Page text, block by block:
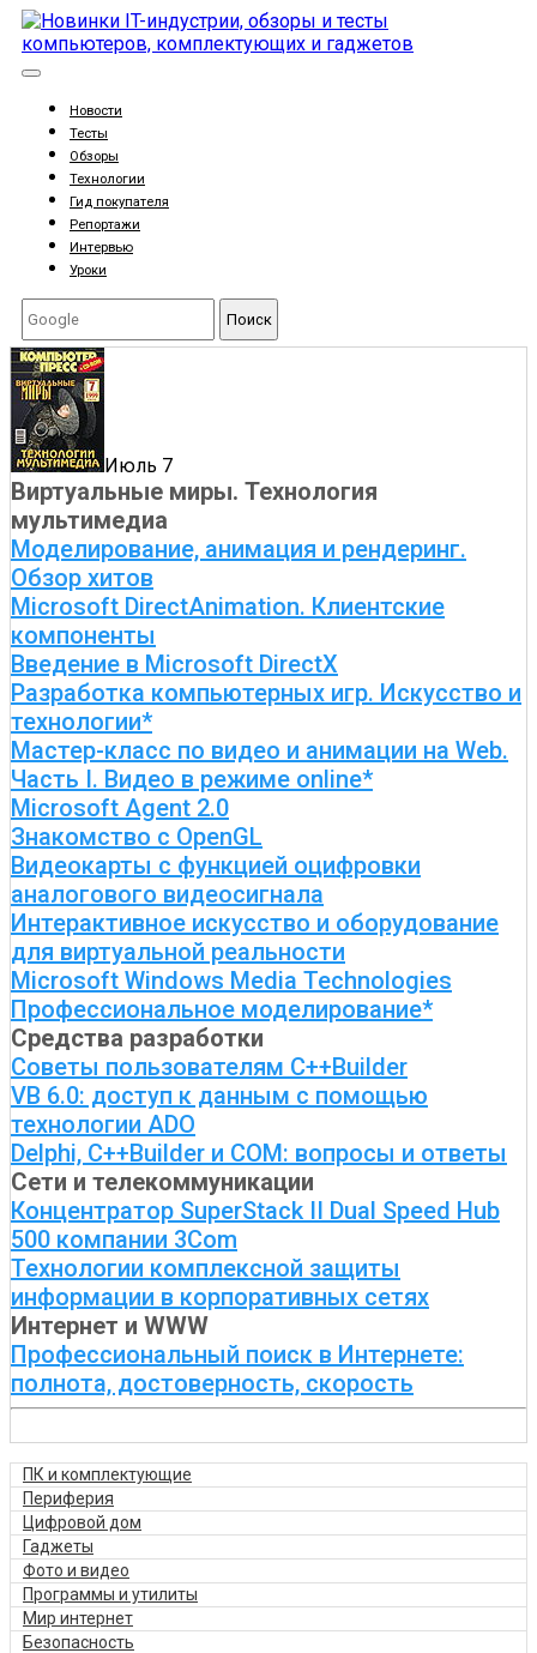
Новости
Тесты
Обзоры
Технологии
Гид покупателя
Репортажи
Интервью
Уроки
Поиск
Июль 7
Виртуальные миры. Технология
мультимедиа
Моделирование, анимация и рендеринг.
Обзор хитов
Microsoft DirectAnimation. Клиентские
компоненты
Введение в Microsoft DirectX
Разработка компьютерных игр. Искусство и
технологии*
Мастер-класс по видео и анимации на Web.
Часть I. Видео в режиме online*
Microsoft Agent 2.0
Знакомство с OpenGL
Видеокарты с функцией оцифровки
аналогового видеосигнала
Интерактивное искусство и оборудование
для виртуальной реальности
Microsoft Windows Media Technologies
Профессиональное моделирование*
Средства разработки
Советы пользователям C++Builder
VB 6.0: доступ к данным с помощью
технологии ADO
Delphi, С++Builder и COM: вопросы и ответы
Сети и телекоммуникации
Концентратор SuperStack II Dual Speed Hub
500 компании 3Com
Технологии комплексной защиты
информации в корпоративных сетях
Интернет и WWW
Профессиональный поиск в Интернете:
полнота, достоверность, скорость
ПК и комплектующие
Периферия
Цифровой дом
Гаджеты
Фото и видео
Программы и утилиты
Мир интернет
Безопасность